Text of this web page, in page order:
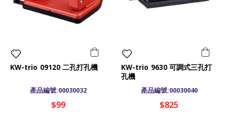
KW-trio 09120 二孔打孔機
產品編號:00030032
$99
KW-trio 9630 可調式三孔打
孔機
產品編號:00030040
$825